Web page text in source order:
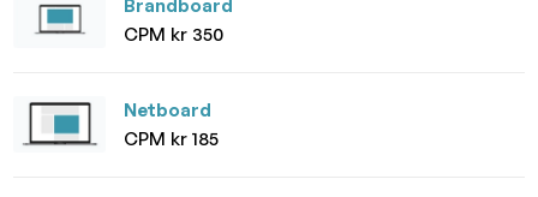
Brandboard
CPM kr 350
Netboard
CPM kr 185